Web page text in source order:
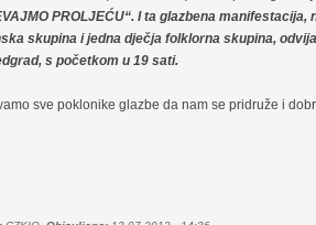
PROLJEĆU“. I ta glazbena
skupina i jedna dječja folklorna skupina,
s početkom u 19 sati.
sve poklonike glazbe da nam se pridruže i